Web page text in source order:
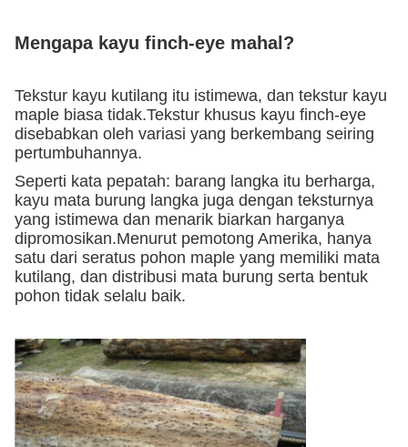
Mengapa kayu finch-eye mahal?
Tekstur kayu kutilang itu istimewa, dan tekstur kayu
maple biasa tidak.Tekstur khusus kayu finch-eye
disebabkan oleh variasi yang berkembang seiring
pertumbuhannya.
Seperti kata pepatah: barang langka itu berharga,
kayu mata burung langka juga dengan teksturnya
yang istimewa dan menarik biarkan harganya
dipromosikan.Menurut pemotong Amerika, hanya
satu dari seratus pohon maple yang memiliki mata
kutilang, dan distribusi mata burung serta bentuk
pohon tidak selalu baik.